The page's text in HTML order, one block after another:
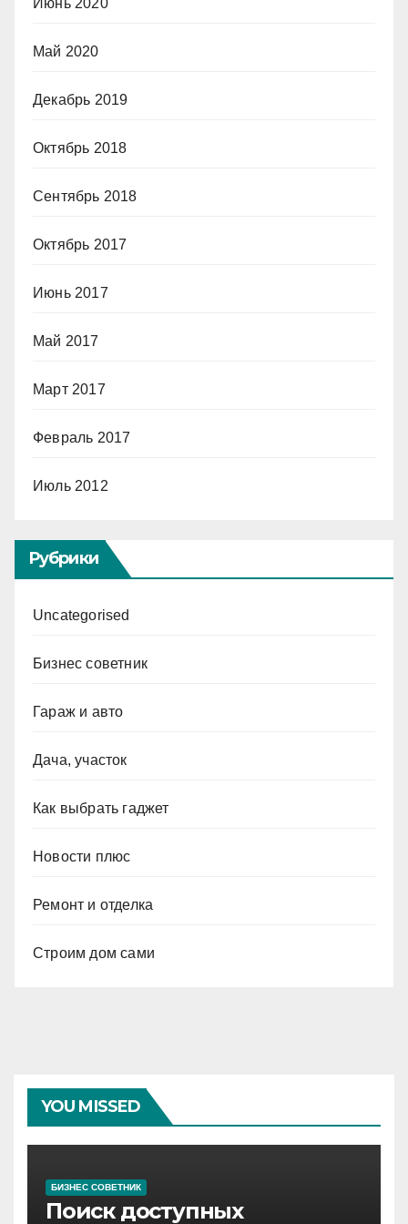
Май 2020
Декабрь 2019
Октябрь 2018
Сентябрь 2018
Октябрь 2017
Июнь 2017
Май 2017
Март 2017
Февраль 2017
Июль 2012
Рубрики
Uncategorised
Бизнес советник
Гараж и авто
Дача, участок
Как выбрать гаджет
Новости плюс
Ремонт и отделка
Строим дом сами
YOU MISSED
БИЗНЕС СОВЕТНИК
Поиск доступных